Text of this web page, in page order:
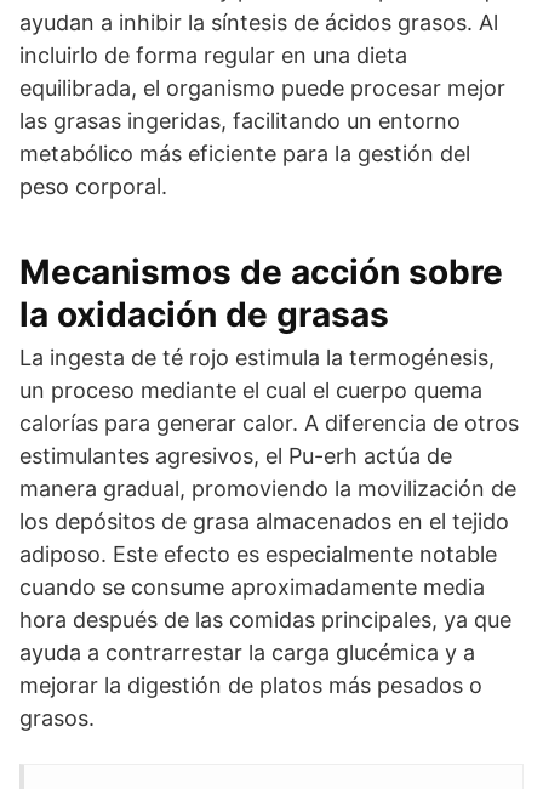
ayudan a inhibir la síntesis de ácidos grasos. Al
incluirlo de forma regular en una dieta
equilibrada, el organismo puede procesar mejor
las grasas ingeridas, facilitando un entorno
metabólico más eficiente para la gestión del
peso corporal.
Mecanismos de acción sobre
la oxidación de grasas
La ingesta de té rojo estimula la termogénesis,
un proceso mediante el cual el cuerpo quema
calorías para generar calor. A diferencia de otros
estimulantes agresivos, el Pu-erh actúa de
manera gradual, promoviendo la movilización de
los depósitos de grasa almacenados en el tejido
adiposo. Este efecto es especialmente notable
cuando se consume aproximadamente media
hora después de las comidas principales, ya que
ayuda a contrarrestar la carga glucémica y a
mejorar la digestión de platos más pesados o
grasos.